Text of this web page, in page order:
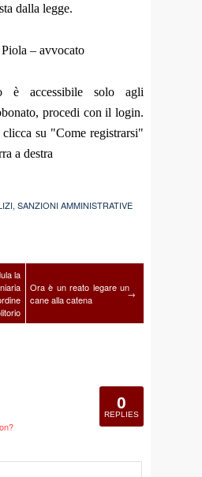
dalla legge.
– avvocato
è accessibile solo agli
procedi con il login.
su "Come registrarsi"
a destra
,SANZIONI AMMINISTRATIVE
la
Ora è un reato legare un
cane alla catena
→
0
REPLIES